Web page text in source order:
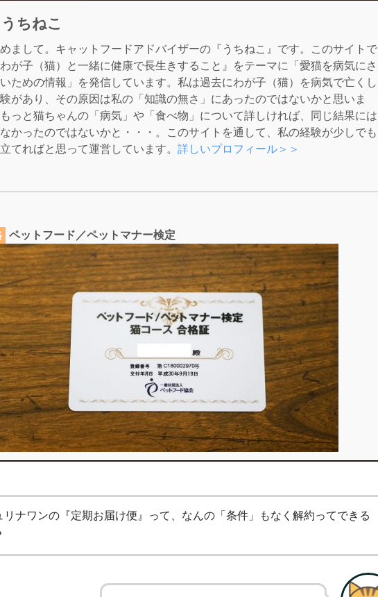
うちねこ
まして。キャットフードアドバイザーの『うちねこ』です。このサイトで
が子（猫）と一緒に健康で長生きすること』をテーマに「愛猫を病気にさ
ための情報」を発信しています。私は過去にわが子（猫）を病気で亡くし
があり、その原因は私の「知識の無さ」にあったのではないかと思いま
っと猫ちゃんの「病気」や「食べ物」について詳しければ、同じ結果には
かったのではないかと・・・。このサイトを通して、私の経験が少しでも
てればと思って運営しています。 詳しいプロフィール＞＞
ペットフード／ペットマナー検定
リナワンの『定期お届け便』って、なんの「条件」もなく解約ってできる